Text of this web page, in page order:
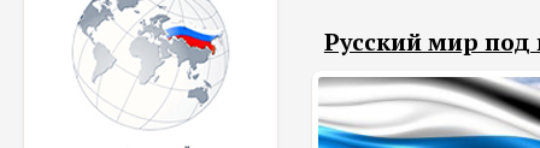
Русский мир под